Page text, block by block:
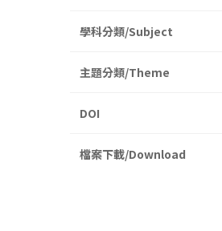
學科分類/Subject
主題分類/Theme
DOI
檔案下載/Download